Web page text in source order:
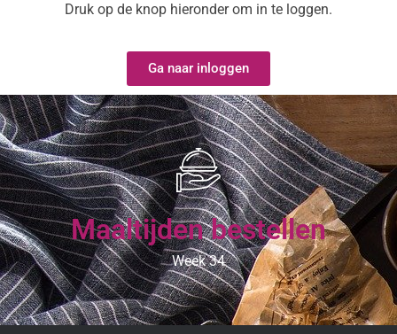
Druk op de knop hieronder om in te loggen.
Ga naar inloggen
Maaltijden bestellen
Week 34